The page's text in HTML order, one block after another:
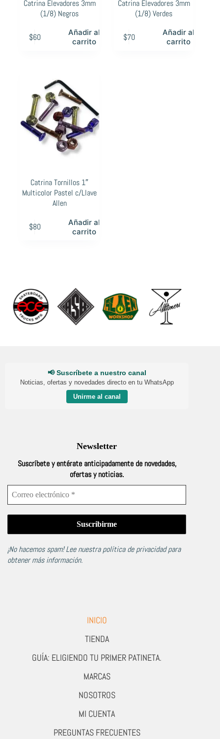
Catrina Elevadores 3mm
(1/8) Negros
$60
Añadir al
carrito
Catrina Elevadores 3mm
(1/8) Verdes
$70
Añadir al
carrito
Catrina Tornillos 1″
Multicolor Pastel c/Llave
Allen
$80
Añadir al
carrito
📢 Suscríbete a nuestro canal
Noticias, ofertas y novedades directo en tu WhatsApp
Unirme al canal
Newsletter
Suscríbete y entérate anticipadamente de novedades,
ofertas y noticias.
¡No hacemos spam! Lee nuestrapolítica de privacidadpara
obtener más información.
INICIO
TIENDA
GUÍA: ELIGIENDO TU PRIMER PATINETA.
MARCAS
NOSOTROS
MI CUENTA
PREGUNTAS FRECUENTES